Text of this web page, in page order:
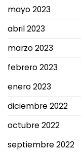
mayo 2023
abril 2023
marzo 2023
febrero 2023
enero 2023
diciembre 2022
octubre 2022
septiembre 2022